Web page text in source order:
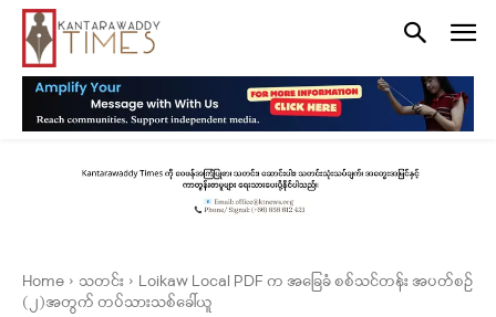
Home သတင်း
Loikaw Local PDF က အခြေခံ စစ်သင်တန်း အပတ်စဉ်
(၂)အတွက် တပ်သားသစ်ခေါ်ယူ